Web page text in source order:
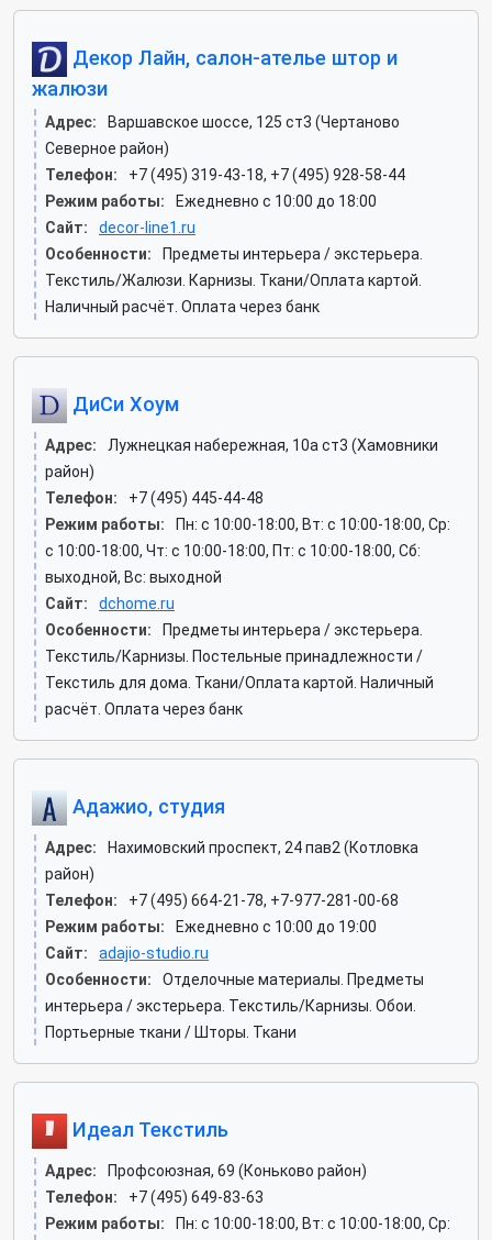
Декор Лайн, салон-ателье штор и
жалюзи
Адрес:
Варшавское шоссе, 125 ст3 (Чертаново
Северное район)
Телефон:
+7 (495) 319-43-18, +7 (495) 928-58-44
Режим работы:
Ежедневно с 10:00 до 18:00
Сайт:
decor-line1.ru
Особенности:
Предметы интерьера / экстерьера.
Текстиль/Жалюзи. Карнизы. Ткани/Оплата картой.
Наличный расчёт. Оплата через банк
ДиСи Хоум
Адрес:
Лужнецкая набережная, 10а ст3 (Хамовники
район)
Телефон:
+7 (495) 445-44-48
Режим работы:
Пн: c 10:00-18:00, Вт: c 10:00-18:00, Ср:
c 10:00-18:00, Чт: c 10:00-18:00, Пт: c 10:00-18:00, Сб:
выходной, Вс: выходной
Сайт:
dchome.ru
Особенности:
Предметы интерьера / экстерьера.
Текстиль/Карнизы. Постельные принадлежности /
Текстиль для дома. Ткани/Оплата картой. Наличный
расчёт. Оплата через банк
Адажио, студия
Адрес:
Нахимовский проспект, 24 пав2 (Котловка
район)
Телефон:
+7 (495) 664-21-78, +7-977-281-00-68
Режим работы:
Ежедневно с 10:00 до 19:00
Сайт:
adajio-studio.ru
Особенности:
Отделочные материалы. Предметы
интерьера / экстерьера. Текстиль/Карнизы. Обои.
Портьерные ткани / Шторы. Ткани
Идеал Текстиль
Адрес:
Профсоюзная, 69 (Коньково район)
Телефон:
+7 (495) 649-83-63
Режим работы:
Пн: c 10:00-18:00, Вт: c 10:00-18:00, Ср: